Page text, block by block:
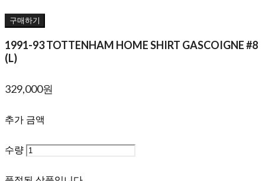
구매하기
1991-93 TOTTENHAM HOME SHIRT GASCOIGNE #8
(L)
329,000원
추가 금액
수량